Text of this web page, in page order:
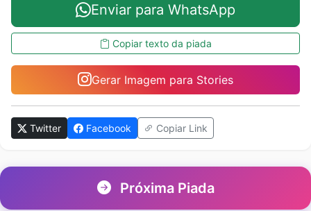
Enviar para WhatsApp
Copiar texto da piada
Gerar Imagem para Stories
Twitter Facebook Copiar Link
Próxima Piada